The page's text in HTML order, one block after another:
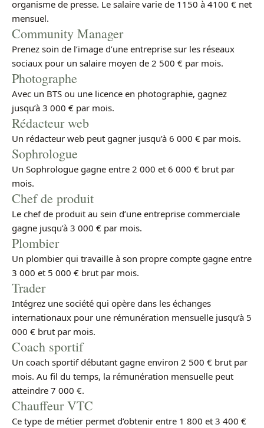
organisme de presse. Le salaire varie de 1150 à 4100 € net
mensuel.
Community Manager
Prenez soin de l’image d’une entreprise sur les réseaux
sociaux pour un salaire moyen de 2 500 € par mois.
Photographe
Avec un BTS ou une licence en photographie, gagnez
jusqu’à 3 000 € par mois.
Rédacteur web
Un rédacteur web peut gagner jusqu’à 6 000 € par mois.
Sophrologue
Un Sophrologue gagne entre 2 000 et 6 000 € brut par
mois.
Chef de produit
Le chef de produit au sein d’une entreprise commerciale
gagne jusqu’à 3 000 € par mois.
Plombier
Un plombier qui travaille à son propre compte gagne entre
3 000 et 5 000 € brut par mois.
Trader
Intégrez une société qui opère dans les échanges
internationaux pour une rémunération mensuelle jusqu’à 5
000 € brut par mois.
Coach sportif
Un coach sportif débutant gagne environ 2 500 € brut par
mois. Au fil du temps, la rémunération mensuelle peut
atteindre 7 000 €.
Chauffeur VTC
Ce type de métier permet d’obtenir entre 1 800 et 3 400 €